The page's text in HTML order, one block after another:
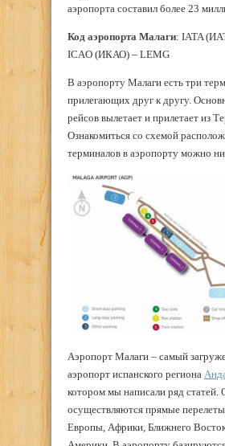
аэропорта составил более 23
Код аэропорта Малаги: IATA
ICAO (ИКАО) – LEMG
В аэропорту Малаги есть три
прилегающих друг к другу.
рейсов вылетает и прилетает из
Ознакомиться со схемой
терминалов в аэропорту можно
Аэропорт Малаги – самый
аэропорт испанского региона
котором мы написали ряд статей.
осуществляются прямые
Европы, Африки, Ближнего